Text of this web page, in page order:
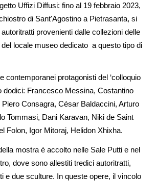
Uffizi Diffusi: fino al 19 febbraio 2023,
di Sant'Agostino a Pietrasanta, si
autoritratti provenienti dalle collezioni delle
locale museo dedicato a questo tipo di
contemporanei protagonisti del ‘colloquio
dodici: Francesco Messina, Costantino
Consagra, César Baldaccini, Arturo
Tommasi, Dani Karavan, Niki de Saint
Folon, Igor Mitoraj, Helidon Xhixha.
mostra è accolto nelle Sale Putti e nel
dove sono allestiti tredici autoritratti,
e due sculture. In queste opere, il vincolo